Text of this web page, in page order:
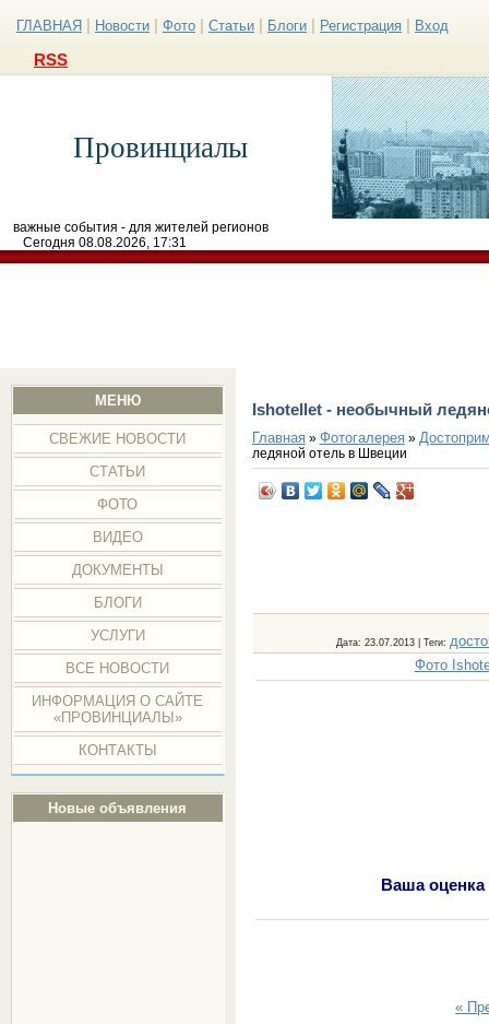
ГЛАВНАЯ Новости Фото Статьи Блоги Регистрация Вход
RSS
Провинциалы
важные события - для жителей регионов
Сегодня 08.08.2026, 17:31
МЕНЮ
СВЕЖИЕ НОВОСТИ
СТАТЬИ
ФОТО
ВИДЕО
ДОКУМЕНТЫ
БЛОГИ
УСЛУГИ
ВСЕ НОВОСТИ
ИНФОРМАЦИЯ О САЙТЕ
«ПРОВИНЦИАЛЫ»
КОНТАКТЫ
Новые объявления
Ishotellet - необычный
Главная» Фотогалерея»
ледяной отель в Швеции
Дата: 23.07.2013 |Теги:
Фото
Ваша
«